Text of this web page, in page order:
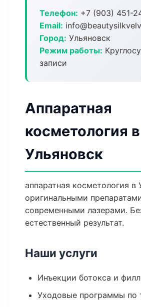
Телефон: +7 (903) 451-
Email:
Город: Ульяновск
Режим работы:
записи
Аппаратная
косметология в
Ульяновск
аппаратная косметология в
оригинальными
современными лазерами.
естественный результат.
Наши услуги
Инъекции ботокса и
Уходовые программы по